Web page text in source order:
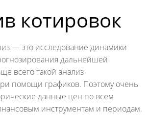
котировок
— это исследование динамики
дальнейшей
всего такой анализ
помощи графиков. Поэтому очень
данные цен по всем
инструментам и периодам.